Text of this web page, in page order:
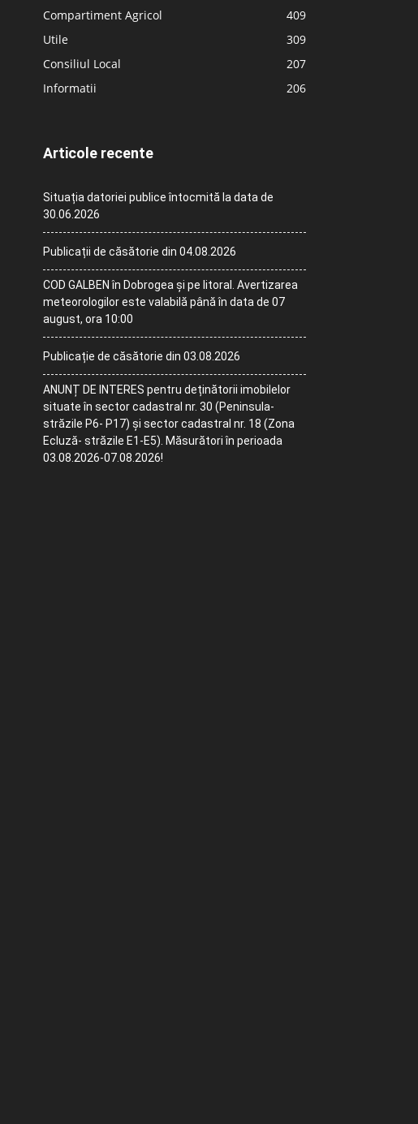
Compartiment Agricol
409
Utile
309
Consiliul Local
207
Informatii
206
Articole recente
Situația datoriei publice întocmită la data de
30.06.2026
Publicații de căsătorie din 04.08.2026
COD GALBEN în Dobrogea și pe litoral. Avertizarea
meteorologilor este valabilă până în data de 07
august, ora 10:00
Publicație de căsătorie din 03.08.2026
ANUNȚ DE INTERES pentru deținătorii imobilelor
situate în sector cadastral nr. 30 (Peninsula-
străzile P6- P17) și sector cadastral nr. 18 (Zona
Ecluză- străzile E1-E5). Măsurători în perioada
03.08.2026-07.08.2026!